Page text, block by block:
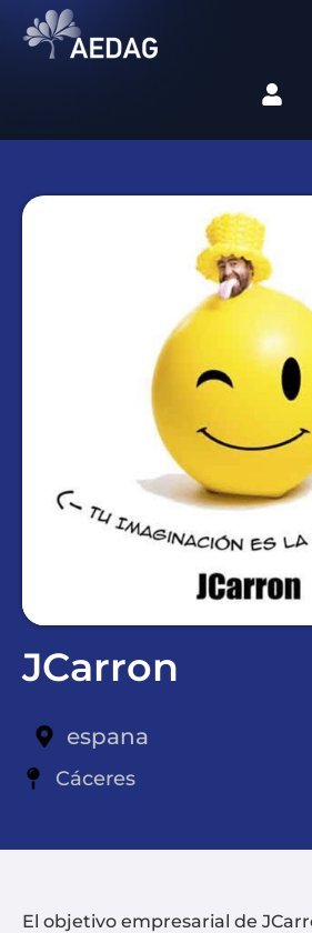
JCarron
espana
Cáceres
El objetivo empresarial de